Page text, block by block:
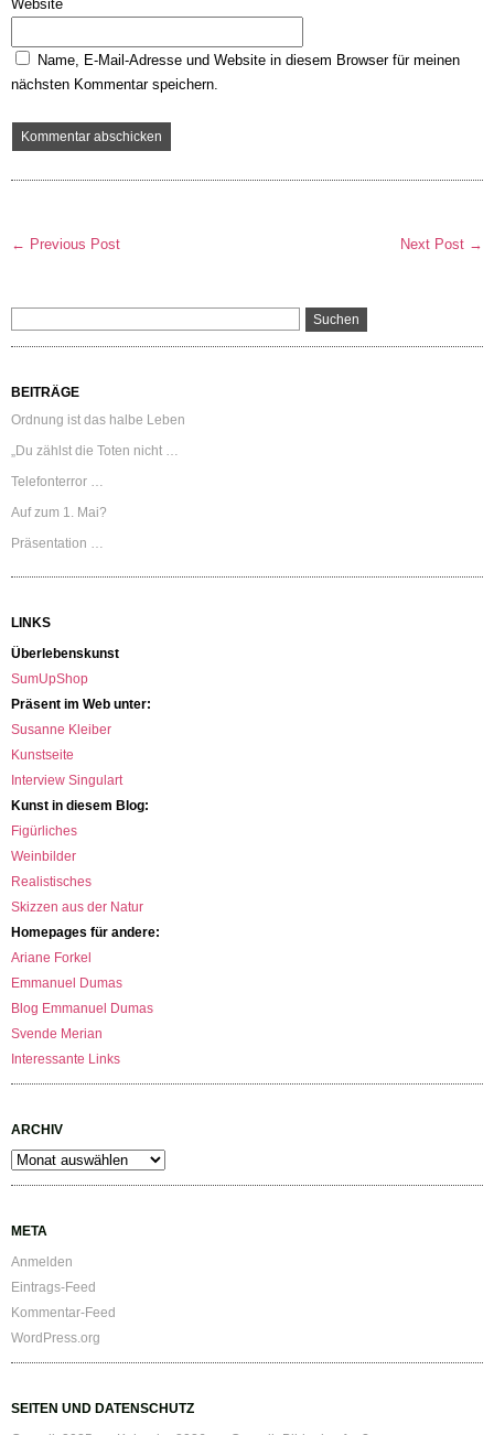
Website
Name, E-Mail-Adresse und Website in diesem Browser für meinen
nächsten Kommentar speichern.
← Previous Post Next Post →
BEITRÄGE
Ordnung ist das halbe Leben
„Du zählst die Toten nicht …
Telefonterror …
Auf zum 1. Mai?
Präsentation …
LINKS
Überlebenskunst
SumUpShop
Präsent im Web unter:
Susanne Kleiber
Kunstseite
Interview Singulart
Kunst in diesem Blog:
Figürliches
Weinbilder
Realistisches
Skizzen aus der Natur
Homepages für andere:
Ariane Forkel
Emmanuel Dumas
Blog Emmanuel Dumas
Svende Merian
Interessante Links
ARCHIV
Archiv
META
Anmelden
Eintrags-Feed
Kommentar-Feed
WordPress.org
SEITEN UND DATENSCHUTZ